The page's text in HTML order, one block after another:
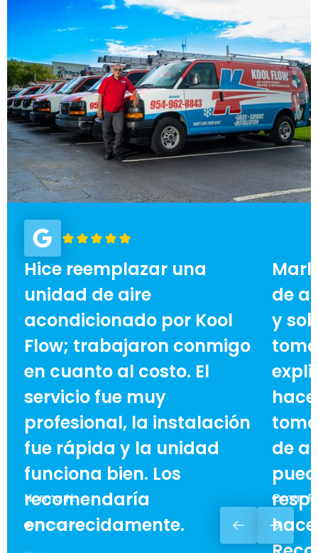
Hice reemplazar una
unidad de aire
acondicionado por Kool
Flow; trabajaron conmigo
en cuanto al costo. El
servicio fue muy
profesional, la instalación
fue rápida y la unidad
funciona bien. Los
recomendaría
encarecidamente.
Norma H.
de
y
de
Omar F.